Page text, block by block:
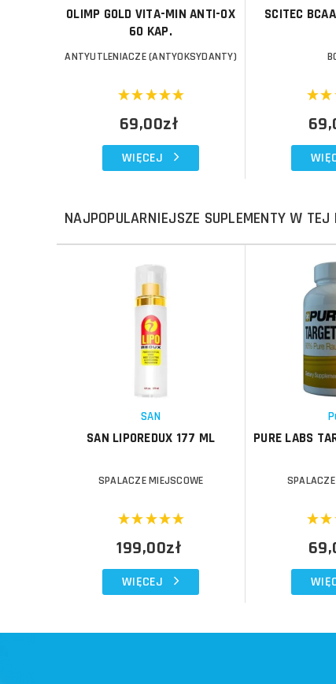
OLIMP GOLD VITA-MIN ANTI-OX
60 KAP.
ANTYUTLENIACZE (ANTYOKSYDANTY)
69,00zł
WIĘCEJ
SCITEC
NAJPOPULARNIEJSZE SUPLEMENTY W TEJ
SAN
SAN LIPOREDUX 177 ML
SPALACZE MIEJSCOWE
199,00zł
WIĘCEJ
PURE LABS